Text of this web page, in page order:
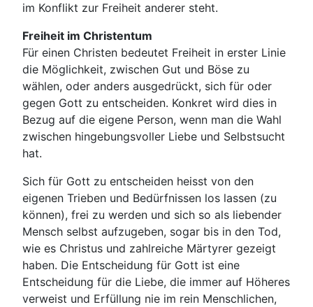
im Konflikt zur Freiheit anderer steht.
Freiheit im Christentum
Für einen Christen bedeutet Freiheit in erster Linie
die Möglichkeit, zwischen Gut und Böse zu
wählen, oder anders ausgedrückt, sich für oder
gegen Gott zu entscheiden. Konkret wird dies in
Bezug auf die eigene Person, wenn man die Wahl
zwischen hingebungsvoller Liebe und Selbstsucht
hat.
Sich für Gott zu entscheiden heisst von den
eigenen Trieben und Bedürfnissen los lassen (zu
können), frei zu werden und sich so als liebender
Mensch selbst aufzugeben, sogar bis in den Tod,
wie es Christus und zahlreiche Märtyrer gezeigt
haben. Die Entscheidung für Gott ist eine
Entscheidung für die Liebe, die immer auf Höheres
verweist und Erfüllung nie im rein Menschlichen,